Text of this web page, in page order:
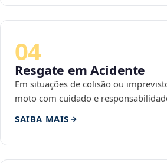
04
Resgate em Acidente
Em situações de colisão ou
moto com cuidado e
SAIBA MAIS